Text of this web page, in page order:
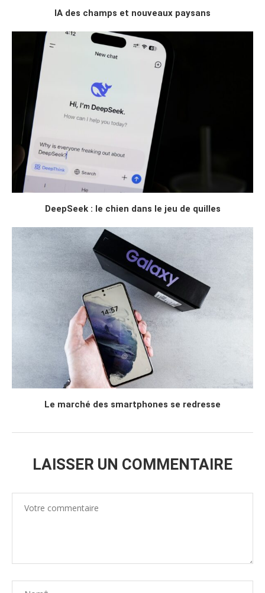
IA des champs et nouveaux paysans
DeepSeek : le chien dans le jeu de quilles
Le marché des smartphones se redresse
LAISSER UN COMMENTAIRE